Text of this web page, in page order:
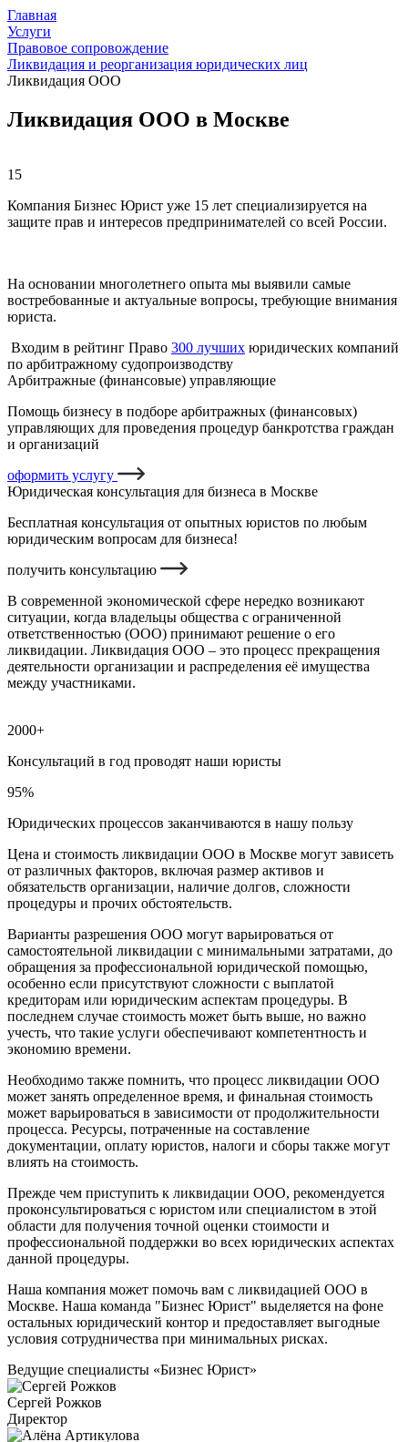
Главная
Услуги
Правовое сопровождение
Ликвидация и реорганизация юридических лиц
Ликвидация ООО
Ликвидация ООО в Москве
15
Компания Бизнес Юрист уже 15 лет специализируется на
защите прав и интересов предпринимателей со всей России.
На основании многолетнего опыта мы выявили самые
востребованные и актуальные вопросы, требующие внимания
юриста.
Входим в рейтинг Право 300 лучших юридических компаний
по арбитражному судопроизводству
Арбитражные (финансовые) управляющие
Помощь бизнесу в подборе арбитражных (финансовых)
управляющих для проведения процедур банкротства граждан
и организаций
оформить услугу
Юридическая консультация для бизнеса в Москве
Бесплатная консультация от опытных юристов по любым
юридическим вопросам для бизнеса!
получить консультацию
В современной экономической сфере нередко возникают
ситуации, когда владельцы общества с ограниченной
ответственностью (ООО) принимают решение о его
ликвидации. Ликвидация ООО – это процесс прекращения
деятельности организации и распределения её имущества
между участниками.
2000+
Консультаций в год проводят наши юристы
95%
Юридических процессов заканчиваются в нашу пользу
Цена и стоимость ликвидации ООО в Москве могут зависеть
от различных факторов, включая размер активов и
обязательств организации, наличие долгов, сложности
процедуры и прочих обстоятельств.
Варианты разрешения ООО могут варьироваться от
самостоятельной ликвидации с минимальными затратами, до
обращения за профессиональной юридической помощью,
особенно если присутствуют сложности с выплатой
кредиторам или юридическим аспектам процедуры. В
последнем случае стоимость может быть выше, но важно
учесть, что такие услуги обеспечивают компетентность и
экономию времени.
Необходимо также помнить, что процесс ликвидации ООО
может занять определенное время, и финальная стоимость
может варьироваться в зависимости от продолжительности
процесса. Ресурсы, потраченные на составление
документации, оплату юристов, налоги и сборы также могут
влиять на стоимость.
Прежде чем приступить к ликвидации ООО, рекомендуется
проконсультироваться с юристом или специалистом в этой
области для получения точной оценки стоимости и
профессиональной поддержки во всех юридических аспектах
данной процедуры.
Наша компания может помочь вам с ликвидацией ООО в
Москве. Наша команда "Бизнес Юрист" выделяется на фоне
остальных юридический контор и предоставляет выгодные
условия сотрудничества при минимальных рисках.
Ведущие специалисты «Бизнес Юрист»
Сергей Рожков
Директор